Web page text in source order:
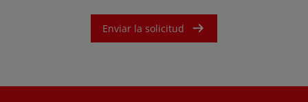
Enviar la solicitud